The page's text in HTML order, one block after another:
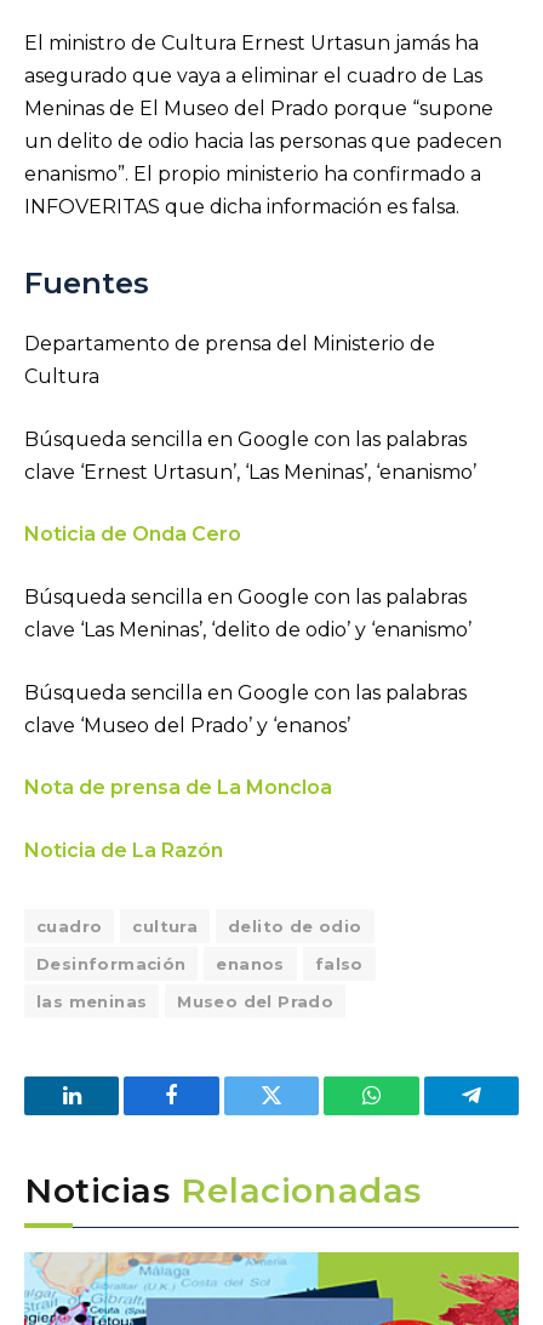
El ministro de Cultura Ernest Urtasun jamás ha
asegurado que vaya a eliminar el cuadro de Las
Meninas de El Museo del Prado porque “supone
un delito de odio hacia las personas que padecen
enanismo”. El propio ministerio ha confirmado a
INFOVERITAS que dicha información es falsa.
Fuentes
Departamento de prensa del Ministerio de
Cultura
Búsqueda sencilla en Google con las palabras
clave ‘Ernest Urtasun’, ‘Las Meninas’, ‘enanismo’
Noticia de Onda Cero
Búsqueda sencilla en Google con las palabras
clave ‘Las Meninas’, ‘delito de odio’ y ‘enanismo’
Búsqueda sencilla en Google con las palabras
clave ‘Museo del Prado’ y ‘enanos’
Nota de prensa de La Moncloa
Noticia de La Razón
cuadro cultura
delito de odio
Desinformación
enanos
falso
las meninas
Museo del Prado
LinkedIn Facebook Twitter WhatsApp
Noticias Relacionadas